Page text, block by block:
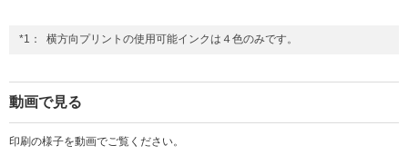
*1： 横方向プリントの使用可能インクは４色のみです。
動画で見る
印刷の様子を動画でご覧ください。